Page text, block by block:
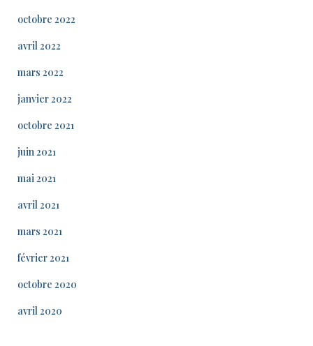
octobre 2022
avril 2022
mars 2022
janvier 2022
octobre 2021
juin 2021
mai 2021
avril 2021
mars 2021
février 2021
octobre 2020
avril 2020